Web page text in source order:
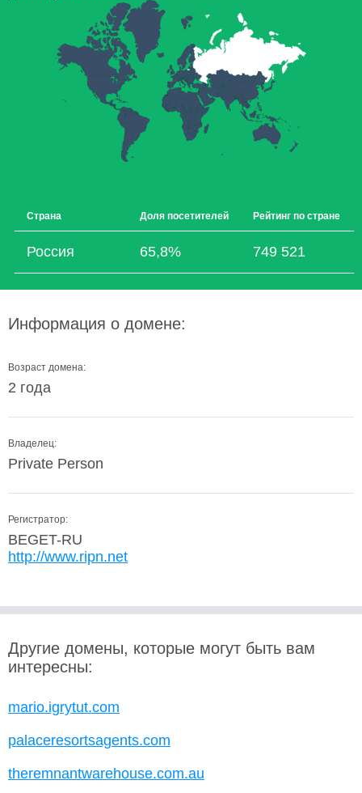
Страна Доля посетителей Рейтинг по стране
Россия 65,8% 749 521
Информация о домене:
Возраст домена:
2 года
Владелец:
Private Person
Регистратор:
BEGET-RU
http://www.ripn.net
Другие домены, которые могут быть вам
интересны:
mario.igrytut.com
palaceresortsagents.com
theremnantwarehouse.com.au